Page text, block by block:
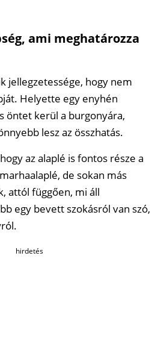
ami meghatározza
jellegzetessége, hogy nem
Helyette egy enyhén
öntet kerül a burgonyára,
lesz az összhatás.
az alaplé is fontos része a
de sokan más
attól függően, mi áll
egy bevett szokásról van szó,
hirdetés